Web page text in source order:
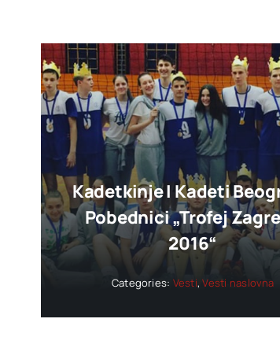
Kadetkinje I Kadeti
Pobednici „trofej
2016“
Categories: Vesti,Vesti naslovna